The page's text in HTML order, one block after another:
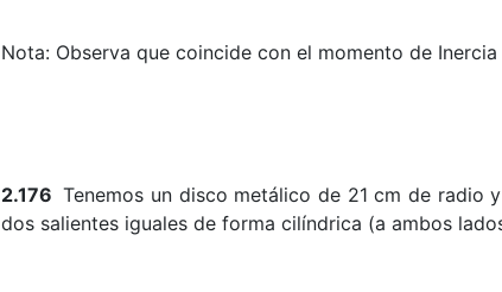
Nota: Observa que coincide con el momento de
2.176Tenemos un disco metálico de 21 cm de
dos salientes iguales de forma cilíndrica (a ambos